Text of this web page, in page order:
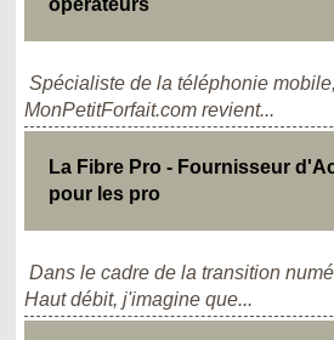
Spécialiste de la téléphonie
MonPetitForfait.com revient...
La Fibre Pro - Fournisseur
pour les pro
Dans le cadre de la transition
Haut débit, j'imagine que...